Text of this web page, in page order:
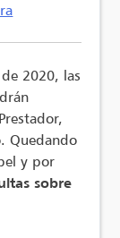
2020, las
Quedando
y por
sobre